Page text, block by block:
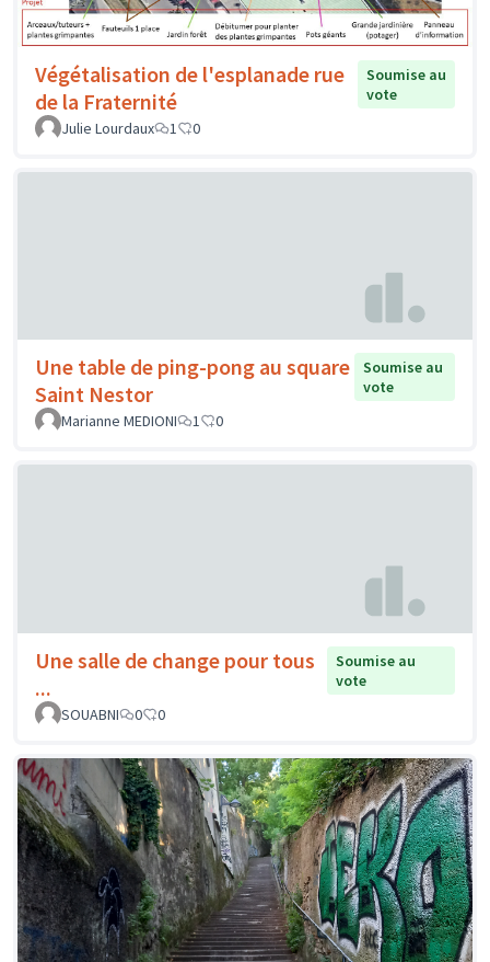
Végétalisation de l'esplanade rue
de la Fraternité
Soumise au
vote
Julie Lourdaux
1 0
Une table de ping-pong au square
Saint Nestor
Soumise au
vote
Marianne MEDIONI
1 0
Une salle de change pour tous
...
Soumise au
vote
SOUABNI
0 0